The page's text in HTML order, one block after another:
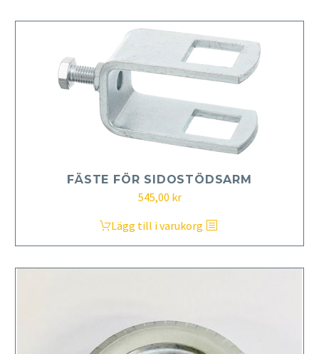
FÄSTE FÖR SIDOSTÖDSARM
545,00 kr
Lägg till i varukorg